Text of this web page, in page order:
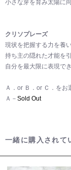
小さな芽を育み太陽に
クリソプレーズ
現状を把握する力を養
持ち主の隠れた才能を
自分を最大限に表現で
Ａ．or Ｂ．or Ｃ．をお
Ａ－ Sold Out
一緒に購入されて